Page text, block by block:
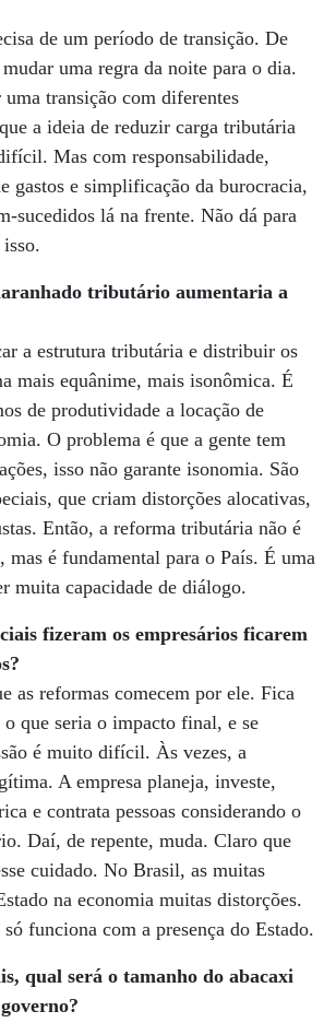
de um período de transição. De
uma regra da noite para o dia.
uma transição com diferentes
a ideia de reduzir carga tributária
Mas com responsabilidade,
gastos e simplificação da burocracia,
sucedidos lá na frente. Não dá para
tributário aumentaria a
a estrutura tributária e distribuir os
mais equânime, mais isonômica. É
de produtividade a locação de
O problema é que a gente tem
isso não garante isonomia. São
que criam distorções alocativas,
Então, a reforma tributária não é
mas é fundamental para o País. É uma
muita capacidade de diálogo.
fizeram os empresários ficarem
as reformas comecem por ele. Fica
que seria o impacto final, e se
é muito difícil. Às vezes, a
A empresa planeja, investe,
e contrata pessoas considerando o
Daí, de repente, muda. Claro que
cuidado. No Brasil, as muitas
na economia muitas distorções.
funciona com a presença do Estado.
qual será o tamanho do abacaxi